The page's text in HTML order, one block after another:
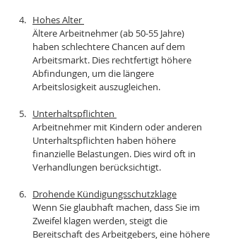
Hohes Alter
Ältere Arbeitnehmer (ab 50-55 Jahre)
haben schlechtere Chancen auf dem
Arbeitsmarkt. Dies rechtfertigt höhere
Abfindungen, um die längere
Arbeitslosigkeit auszugleichen.
Unterhaltspflichten
Arbeitnehmer mit Kindern oder anderen
Unterhaltspflichten haben höhere
finanzielle Belastungen. Dies wird oft in
Verhandlungen berücksichtigt.
Drohende Kündigungsschutzklage
Wenn Sie glaubhaft machen, dass Sie im
Zweifel klagen werden, steigt die
Bereitschaft des Arbeitgebers, eine höhere